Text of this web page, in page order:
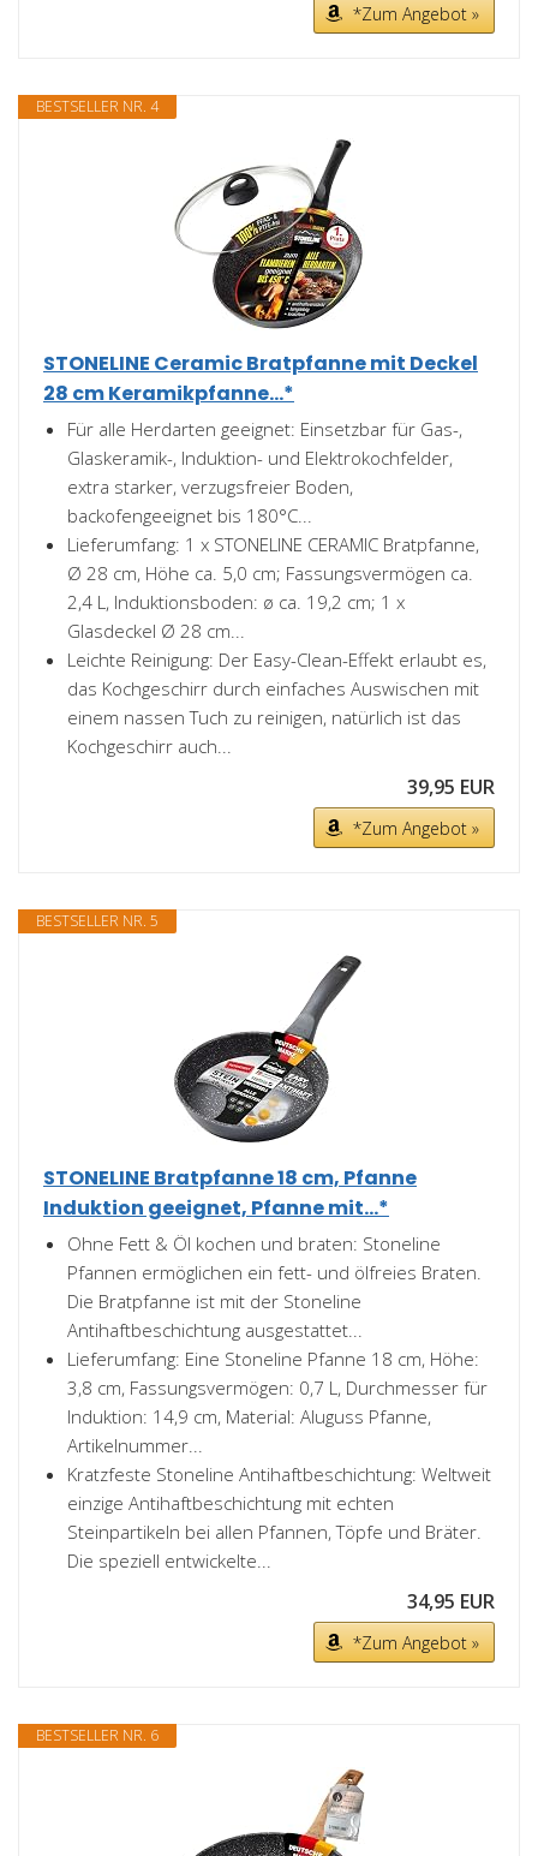
*Zum Angebot »
BESTSELLER NR. 4
STONELINE Ceramic Bratpfanne mit Deckel
28 cm Keramikpfanne...*
Für alle Herdarten geeignet: Einsetzbar für Gas-,
Glaskeramik-, Induktion- und Elektrokochfelder,
extra starker, verzugsfreier Boden,
backofengeeignet bis 180°C...
Lieferumfang: 1 x STONELINE CERAMIC Bratpfanne,
Ø 28 cm, Höhe ca. 5,0 cm; Fassungsvermögen ca.
2,4 L, Induktionsboden: ø ca. 19,2 cm; 1 x
Glasdeckel Ø 28 cm...
Leichte Reinigung: Der Easy-Clean-Effekt erlaubt es,
das Kochgeschirr durch einfaches Auswischen mit
einem nassen Tuch zu reinigen, natürlich ist das
Kochgeschirr auch...
39,95 EUR
*Zum Angebot »
BESTSELLER NR. 5
STONELINE Bratpfanne 18 cm, Pfanne
Induktion geeignet, Pfanne mit...*
Ohne Fett & Öl kochen und braten: Stoneline
Pfannen ermöglichen ein fett- und ölfreies Braten.
Die Bratpfanne ist mit der Stoneline
Antihaftbeschichtung ausgestattet...
Lieferumfang: Eine Stoneline Pfanne 18 cm, Höhe:
3,8 cm, Fassungsvermögen: 0,7 L, Durchmesser für
Induktion: 14,9 cm, Material: Aluguss Pfanne,
Artikelnummer...
Kratzfeste Stoneline Antihaftbeschichtung: Weltweit
einzige Antihaftbeschichtung mit echten
Steinpartikeln bei allen Pfannen, Töpfe und Bräter.
Die speziell entwickelte...
34,95 EUR
*Zum Angebot »
BESTSELLER NR. 6